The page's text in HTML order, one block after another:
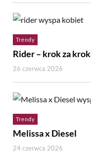
Trendy
Rider – krok za
26 czerwca 2026
Trendy
Melissa x Diesel
24 czerwca 2026